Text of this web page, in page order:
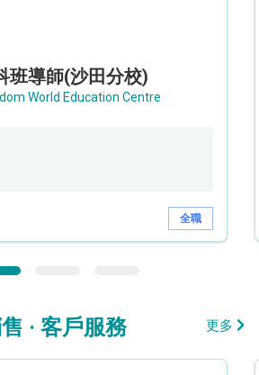
班導師(沙田分校)
World Education Centre
全職
· 客戶服務 更多